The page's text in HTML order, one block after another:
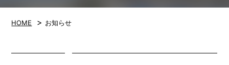
HOME > お知らせ